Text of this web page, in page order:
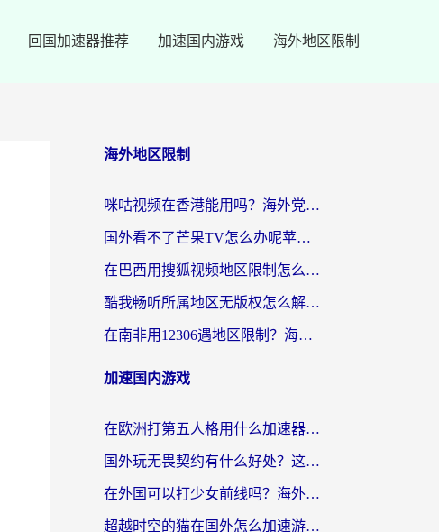
回国加速器推荐 加速国内游戏 海外地区限制
海外地区限制
咪咕视频在香港能用吗？海外党亲测有效的回国加速方案来了
国外看不了芒果TV怎么办呢苹果手机？海外党追剧游戏的全能解决方案
在巴西用搜狐视频地区限制怎么办？3步解决海外看国内剧的烦恼
酷我畅听所属地区无版权怎么解决？海外党必看的回国加速全攻略
在南非用12306遇地区限制？海外华人必看的回国加速全攻略（附B站芒果TV解锁技巧）
加速国内游戏
在欧洲打第五人格用什么加速器好？海外党亲测有效的国服游戏加速方案
国外玩无畏契约有什么好处？这份海外国服游戏加速指南帮你解决90%的卡顿问题
在外国可以打少女前线吗？海外党国服游戏畅玩终极指南（附避坑技巧）
超越时空的猫在国外怎么加速游戏？海外玩家国服畅玩终极指南